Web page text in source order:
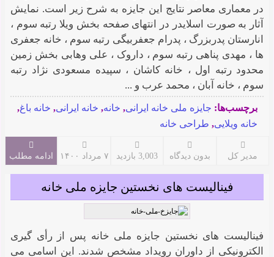
در معماری معاصر نتایج این جایزه به شرح زیر است. نمایش
آثار به صورت اسلایدر در انتهای صفحه بخش ویلا رتبه سوم ،
انارستان پدربزرگ ، پدرام جعفربیگی رتبه سوم ، خانه جعفری
ها ، مهدی پناهی رتبه سوم ، داروک ، علی وهابی بخش زمین
محدود رتبه اول ، خانه کاشان ، سپیده مسعودی نژاد رتبه
سوم ، خانه آبان ، محمد عرب و ...
برچسب‌ها: جایزه ملی خانه ایرانی, خانه, خانه ایرانی, خانه باغ,
خانه ویلایی, طراحی خانه
مدیر کل بدون دیدگاه 3,003 بازدید ۷ مرداد ۱۴۰۰ ادامه مطلب
فینالیست های نخستین جایزه ملی خانه
فینالیست های نخستین جایزه ملی خانه پس از رأی گیری
الکترونیکی از داوران رویداد مشخص شدند. این اسامی می